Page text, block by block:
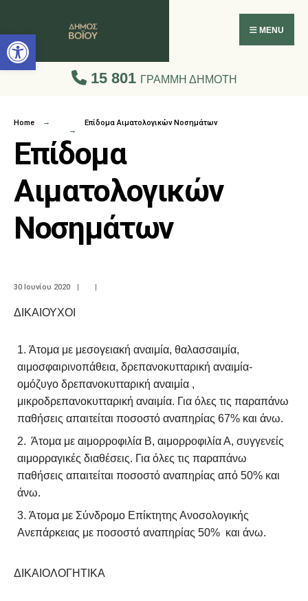
Ανοίξτε τη γραμμή εργαλείων
MENU
15 801 ΓΡΑΜΜΗ ΔΗΜΟΤΗ
Home Επίδομα Αιματολογικών Νοσημάτων
Επίδομα
Αιματολογικών
Νοσημάτων
30 Ιουνίου 2020 | |
ΔΙΚΑΙΟΥΧΟΙ
Άτομα με μεσογειακή αναιμία, θαλασσαιμία,
αιμοσφαιρινοπάθεια, δρεπανοκυτταρική αναιμία-
ομόζυγο δρεπανοκυτταρική αναιμία ,
μικροδρεπανοκυτταρική αναιμία. Για όλες τις παραπάνω
παθήσεις απαιτείται ποσοστό αναπηρίας 67% και άνω.
Άτομα με αιμορροφιλία Β, αιμορροφιλία Α, συγγενείς
αιμορραγικές διαθέσεις. Για όλες τις παραπάνω
παθήσεις απαιτείται ποσοστό αναπηρίας από 50% και
άνω.
Άτομα με Σύνδρομο Επίκτητης Ανοσολογικής
Ανεπάρκειας με ποσοστό αναπηρίας 50% και άνω.
ΔΙΚΑΙΟΛΟΓΗΤΙΚΑ